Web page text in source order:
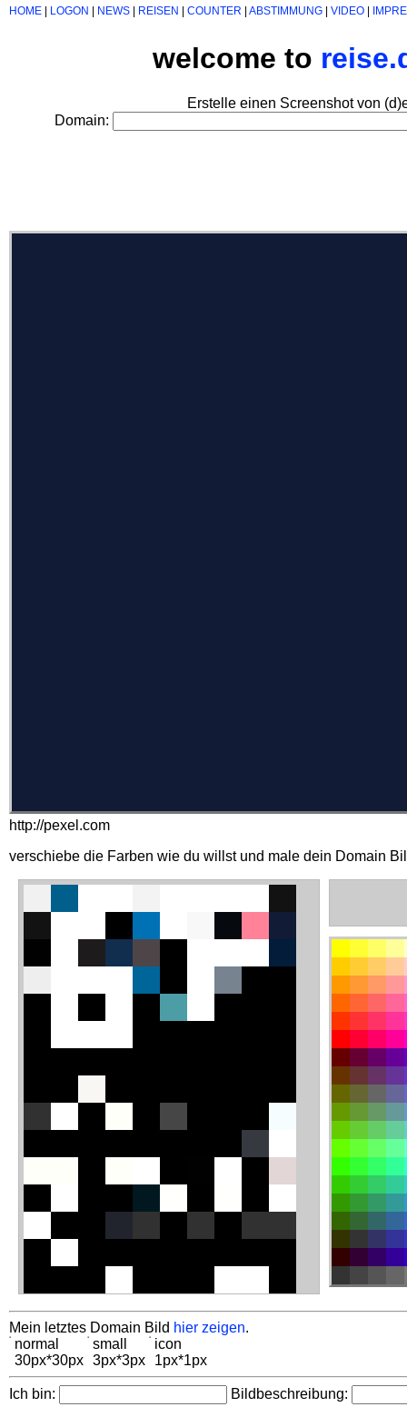
HOME LOGON NEWS REISEN COUNTER ABSTIMMUNG VIDEO
welcome to
Erstelle einen Screenshot von
Domain:
http://pexel.com
verschiebe die Farben wie du willst und male dein Domain
Mein letztes Domain Bild hier zeigen.
normal
30px*30px
small
3px*3px
icon
1px*1px
Ich bin: Bildbeschreibung: